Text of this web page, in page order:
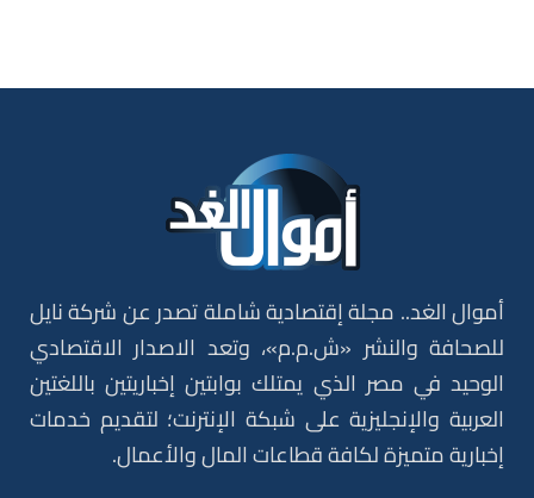
أموال الغد.. مجلة إقتصادية شاملة تصدر عن شركة نايل
للصحافة والنشر «ش.م.م»، وتعد الاصدار الاقتصادي
الوحيد في مصر الذي يمتلك بوابتين إخباريتين باللغتين
العربية والإنجليزية على شبكة الإنترنت؛ لتقديم خدمات
إخبارية متميزة لكافة قطاعات المال والأعمال.